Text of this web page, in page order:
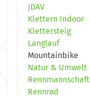
JDAV
Klettern Indoor
Klettersteig
Langlauf
Mountainbike
Natur & Umwelt
Rennmannschaft
Rennrad